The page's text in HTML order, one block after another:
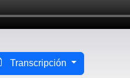
Transcripción